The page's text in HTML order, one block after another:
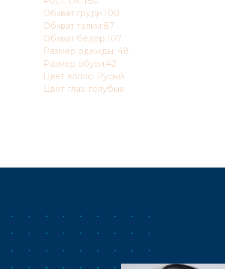
Обхват груди:100
Обхват талии:87
Обхват бедер:107
Размер одежды: 48
Размер обуви:42
Цвет волос: Русый
Цвет глаз: голубые